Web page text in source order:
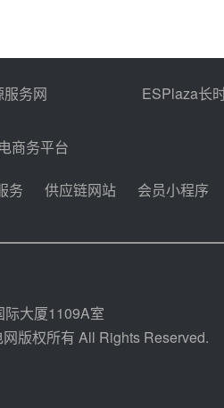
务网 ESPlaza长
商务平台
务 供应链网站 会员小程序
大厦1109A室
版权所有 All Rights Reserved.